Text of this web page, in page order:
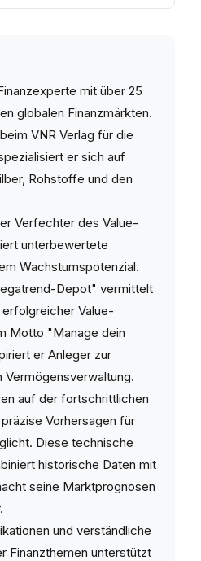
mit über 25
globalen Finanzmärkten.
VNR Verlag für die
er sich auf
Rohstoffe und den
Verfechter des Value-
unterbewertete
Wachstumspotenzial.
Depot" vermittelt
Value-
Motto "Manage dein
er Anleger zur
auf der fortschrittlichen
Vorhersagen für
Diese technische
historische Daten mit
seine Marktprognosen
und verständliche
Finanzthemen unterstützt